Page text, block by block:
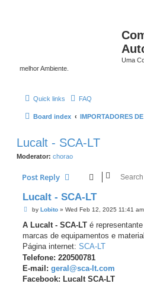
Uma
melhor Ambiente.
Quick links FAQ
Board index IMPORTADORES
Lucalt - SCA-LT
Moderator: chorao
Post Reply
Lucalt - SCA-LT
P
s
by Lobito» Wed Feb 12, 2025 11:41 am
A Lucalt - SCA-LT é
marcas de equipamentos e
Página internet: SCA-LT
Telefone: 220500781
E-mail: geral@sca-lt.com
Facebook: Lucalt SCA-LT